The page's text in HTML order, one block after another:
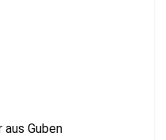
Guben